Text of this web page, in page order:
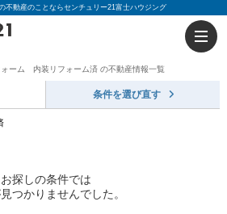
動産のことならセンチュリー21富士ハウジング
ォーム 内装リフォーム済 の不動産情報一覧
条件を選び直す
お探しの条件では
つかりませんでした。